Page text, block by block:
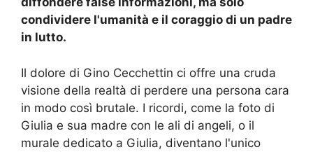
condividere l'umanità e il coraggio di un padre
in lutto.
Il dolore di Gino Cecchettin ci offre una cruda
visione della realtà di perdere una persona cara
in modo così brutale. I ricordi, come la foto di
Giulia e sua madre con le ali di angeli, o il
murale dedicato a Giulia, diventano l'unico